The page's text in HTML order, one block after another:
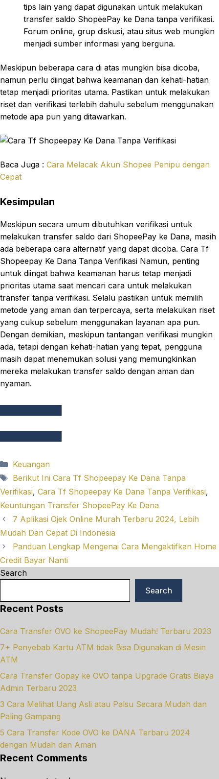
tips lain yang dapat digunakan untuk melakukan
transfer saldo ShopeePay ke Dana tanpa verifikasi.
Forum online, grup diskusi, atau situs web mungkin
menjadi sumber informasi yang berguna.
Meskipun beberapa cara di atas mungkin bisa dicoba,
namun perlu diingat bahwa keamanan dan kehati-hatian
tetap menjadi prioritas utama. Pastikan untuk melakukan
riset dan verifikasi terlebih dahulu sebelum menggunakan
metode apa pun yang ditawarkan.
Baca Juga : Cara Melacak Akun Shopee Penipu dengan
Cepat
Kesimpulan
Meskipun secara umum dibutuhkan verifikasi untuk
melakukan transfer saldo dari ShopeePay ke Dana, masih
ada beberapa cara alternatif yang dapat dicoba. Cara Tf
Shopeepay Ke Dana Tanpa Verifikasi Namun, penting
untuk diingat bahwa keamanan harus tetap menjadi
prioritas utama saat mencari cara untuk melakukan
transfer tanpa verifikasi. Selalu pastikan untuk memilih
metode yang aman dan terpercaya, serta melakukan riset
yang cukup sebelum menggunakan layanan apa pun.
Dengan demikian, meskipun tantangan verifikasi mungkin
ada, tetapi dengan kehati-hatian yang tepat, pengguna
masih dapat menemukan solusi yang memungkinkan
mereka melakukan transfer saldo dengan aman dan
nyaman.
Categories
Keuangan
Tags
Berikut Ini Cara Tf Shopeepay Ke Dana Tanpa
Verifikasi, Cara Tf Shopeepay Ke Dana Tanpa Verifikasi,
Keuntungan Transfer ShopeePay Ke Dana
7 Aplikasi Ojek Online Murah Terbaru 2024, Lebih
Mudah Dan Cepat Di Indonesia
Panduan Lengkap Mengenai Cara Mengaktifkan Home
Credit Bayar Nanti
Search
Search
Recent Posts
Cara Transfer OVO ke ShopeePay Mudah! Terbaru 2023
7+ Penyebab Kartu ATM tidak Bisa Digunakan di Mesin
ATM
Cara Transfer Gopay ke OVO tanpa Upgrade Gratis Biaya
Admin Terbaru 2023
3 Cara Melihat Uang Asli atau Palsu Secara Mudah dan
Paling Gampang
5 Cara Transfer Kode OVO ke DANA Terbaru 2024
dengan Mudah dan Aman
Recent Comments